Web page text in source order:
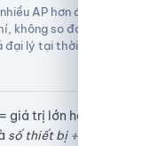
AP hơn để
không so đơn
đại lý tại thời
giá trị lớn hơn
số thiết bị ÷ sức